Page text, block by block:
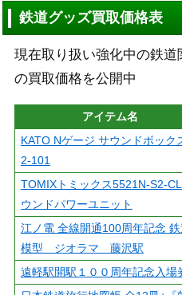
鉄道グッズ買取価格表
現在取り扱い強化中の鉄
の買取価格を公開中
アイテム名
KATO Nゲージ サウンドボック
2-101
TOMIXトミックス5521N-S2-
ウンドパワーユニット
江ノ電 全線開通100周年記念 鉄
模型 ジオラマ 藤沢駅
遠軽駅開駅１００周年記念入場